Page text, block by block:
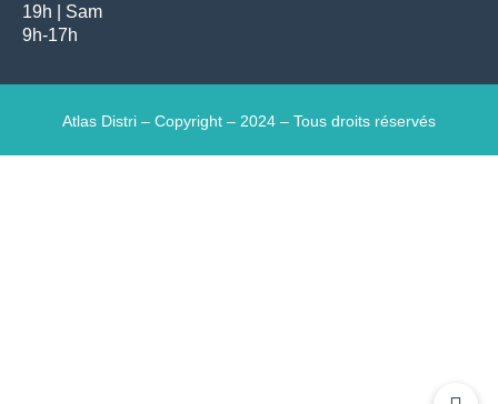
19h | Sam
9h-17h
Atlas Distri – Copyright – 2024 – Tous droits réservés